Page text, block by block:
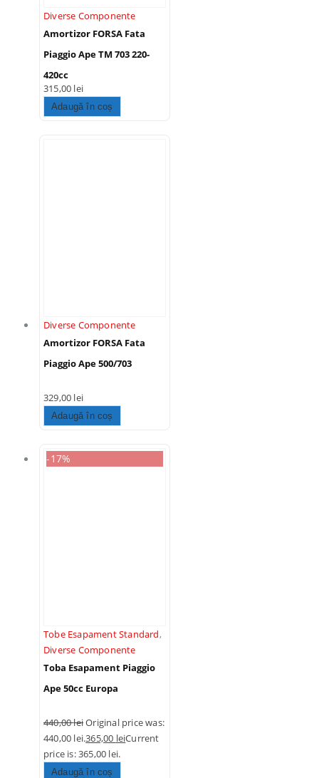
Diverse Componente
Amortizor FORSA Fata
Piaggio Ape TM 703 220-
420cc
315,00 lei
Adaugă în coș
Diverse Componente
Amortizor FORSA Fata
Piaggio Ape 500/703
329,00 lei
Adaugă în coș
-17%
Tobe Esapament Standard,
Diverse Componente
Toba Esapament Piaggio
Ape 50cc Europa
440,00leiOriginal price was:
440,00 lei.365,00 leiCurrent
price is: 365,00 lei.
Adaugă în coș
Barton Noxo 125cc